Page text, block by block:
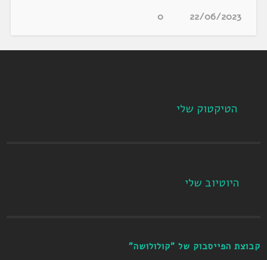
22/06/2023
0
הטיקטוק שלי
היוטיוב שלי
קבוצת הפייסבוק של "קולולושה"